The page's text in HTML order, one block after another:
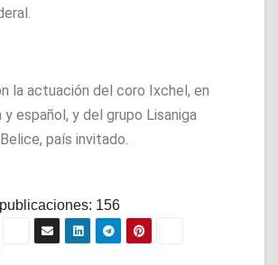
la actuación del coro Ixchel, en
y español, y del grupo Lisaniga
país invitado.
156